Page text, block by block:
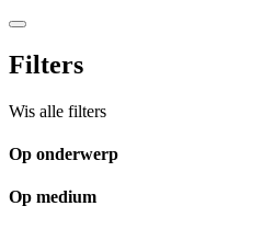
Filters
Wis alle filters
Op onderwerp
Op medium